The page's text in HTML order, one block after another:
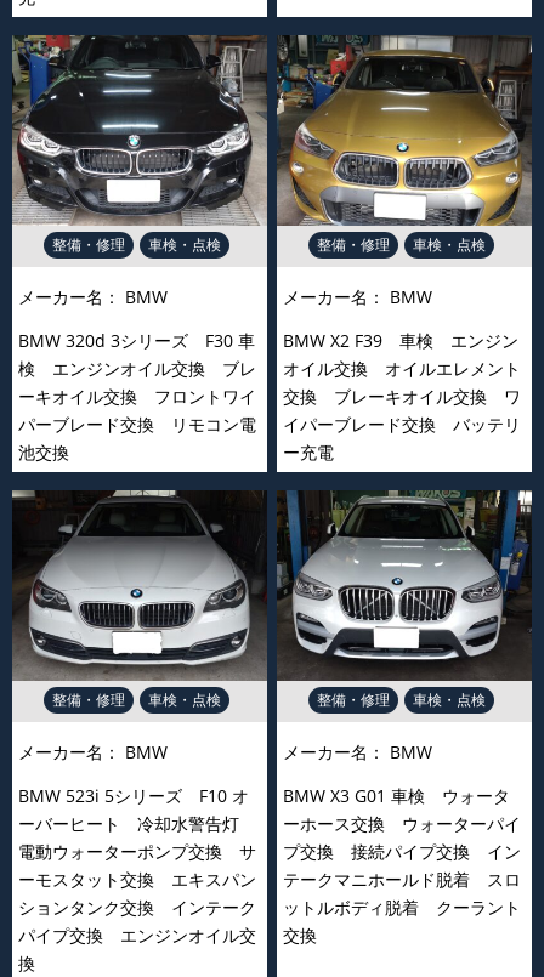
整備・修理 車検・点検
メーカー名： BMW
BMW 320d 3シリーズ F30 車
検 エンジンオイル交換 ブレ
ーキオイル交換 フロントワイ
パーブレード交換 リモコン電
池交換
整備・修理 車検・点検
メーカー名： BMW
BMW X2 F39 車検 エンジン
オイル交換 オイルエレメント
交換 ブレーキオイル交換 ワ
イパーブレード交換 バッテリ
ー充電
整備・修理 車検・点検
メーカー名： BMW
BMW 523i 5シリーズ F10 オ
ーバーヒート 冷却水警告灯
電動ウォーターポンプ交換 サ
ーモスタット交換 エキスパン
ションタンク交換 インテーク
パイプ交換 エンジンオイル交
換
整備・修理 車検・点検
メーカー名： BMW
BMW X3 G01 車検 ウォータ
ーホース交換 ウォーターパイ
プ交換 接続パイプ交換 イン
テークマニホールド脱着 スロ
ットルボディ脱着 クーラント
交換